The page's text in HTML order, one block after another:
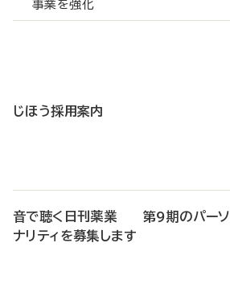
事業を強化
じほう採用案内
音で聴く日刊薬業 第9期のパーソ
ナリティを募集します